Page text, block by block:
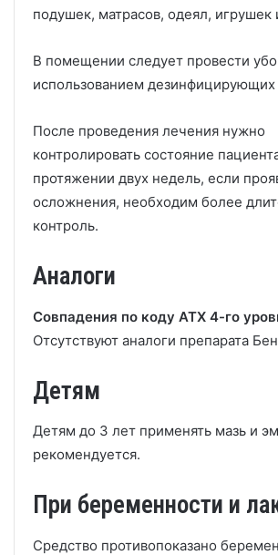
подушек, матрасов, одеял, игрушек
В помещении следует провести
использованием дезинфицирующих
После проведения лечения нужно
контролировать состояние
протяжении двух недель, если
осложнения, необходим более
контроль.
Аналоги
Совпадения по коду АТХ 4-го
Отсутствуют аналоги препарата
Детям
Детям до 3 лет применять мазь и
рекомендуется.
При беременности и
Средство противопоказано